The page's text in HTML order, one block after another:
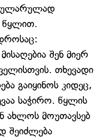
წყლით.
შენ მიერ
თხევადი
გაიყინოს კიდეც,
საჭირო. წყლის
ახლოს მოუთავსებ
შეიძლება